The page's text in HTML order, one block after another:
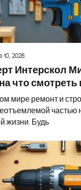
10, 2026
Интерскол
что смотреть
мире ремонт и
частью
жизни. Будь